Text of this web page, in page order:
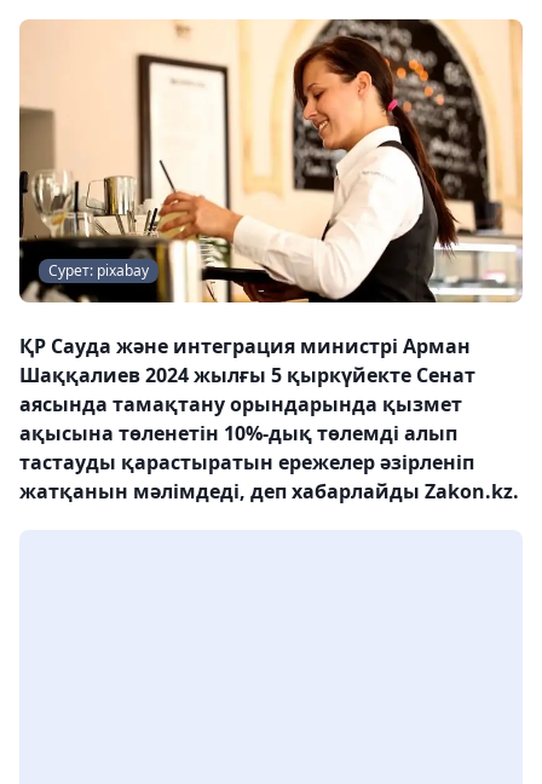
Сурет: pixabay
ҚР Сауда және интеграция министрі Арман
Шаққалиев 2024 жылғы 5 қыркүйекте Сенат
аясында тамақтану орындарында қызмет
ақысына төленетін 10%-дық төлемді алып
тастауды қарастыратын ережелер әзірленіп
жатқанын мәлімдеді, деп хабарлайды Zakon.kz.